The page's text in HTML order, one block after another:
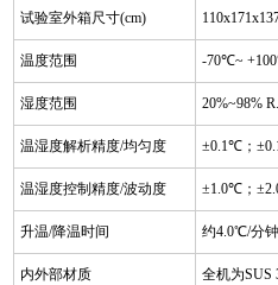
试验室外箱尺寸(cm)
温度范围 -70℃~
湿度范围 20%~98%
温湿度解析精度/均匀度 ±0.1℃；
温湿度控制精度/波动度 ±1.0℃；
升温/降温时间 约4.0℃/分
内外部材质 全机为SUS